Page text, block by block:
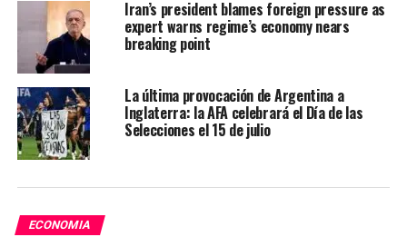
Iran’s president blames foreign pressure as
expert warns regime’s economy nears
breaking point
La última provocación de Argentina a
Inglaterra: la AFA celebrará el Día de las
Selecciones el 15 de julio
ECONOMIA